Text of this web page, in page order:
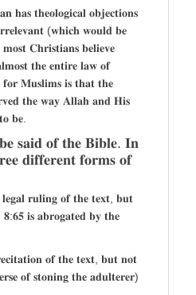
𝐡𝐚𝐬 𝐭𝐡𝐞𝐨𝐥𝐨𝐠𝐢𝐜𝐚𝐥 𝐨𝐛𝐣𝐞𝐜𝐭𝐢𝐨𝐧𝐬
(𝐰𝐡𝐢𝐜𝐡 𝐰𝐨𝐮𝐥𝐝 𝐛𝐞
𝐂𝐡𝐫𝐢𝐬𝐭𝐢𝐚𝐧𝐬 𝐛𝐞𝐥𝐢𝐞𝐯𝐞
𝐭𝐡𝐞 𝐞𝐧𝐭𝐢𝐫𝐞 𝐥𝐚𝐰 𝐨𝐟
𝐌𝐮𝐬𝐥𝐢𝐦𝐬 𝐢𝐬 𝐭𝐡𝐚𝐭 𝐭𝐡𝐞
𝐭𝐡𝐞 𝐰𝐚𝐲 𝐀𝐥𝐥𝐚𝐡 𝐚𝐧𝐝 𝐇𝐢𝐬
𝐛𝐞.
𝐬𝐚𝐢𝐝 𝐨𝐟 𝐭𝐡𝐞 𝐁𝐢𝐛𝐥𝐞. 𝐈𝐧
𝐝𝐢𝐟𝐟𝐞𝐫𝐞𝐧𝐭 𝐟𝐨𝐫𝐦𝐬 𝐨𝐟
𝐫𝐮𝐥𝐢𝐧𝐠 𝐨𝐟 𝐭𝐡𝐞 𝐭𝐞𝐱𝐭, 𝐛𝐮𝐭
𝟖:𝟔𝟓 𝐢𝐬 𝐚𝐛𝐫𝐨𝐠𝐚𝐭𝐞𝐝 𝐛𝐲 𝐭𝐡𝐞
𝐨𝐟 𝐭𝐡𝐞 𝐭𝐞𝐱𝐭, 𝐛𝐮𝐭 𝐧𝐨𝐭
𝐨𝐟 𝐬𝐭𝐨𝐧𝐢𝐧𝐠 𝐭𝐡𝐞 𝐚𝐝𝐮𝐥𝐭𝐞𝐫𝐞𝐫)